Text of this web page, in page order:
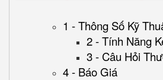
1 - Thông Số Kỹ
2 - Tính Năng
3 - Câu Hỏi
4 - Báo Giá